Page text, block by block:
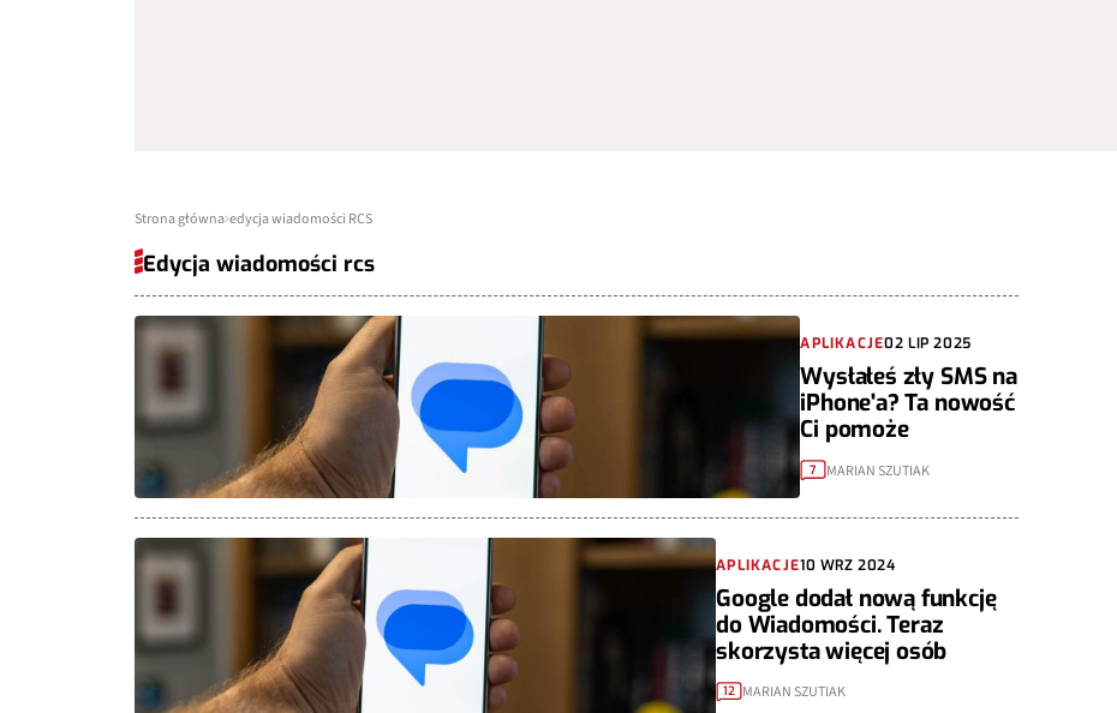
Strona główna edycja wiadomości RCS
Edycja wiadomości rcs
APLIKACJE02 LIP 2025
Wysłałeś zły SMS na
iPhone'a? Ta nowość
Ci pomoże
7 MARIAN SZUTIAK
APLIKACJE10 WRZ 2024
Google dodał nową funkcję
do Wiadomości. Teraz
skorzysta więcej osób
12 MARIAN SZUTIAK